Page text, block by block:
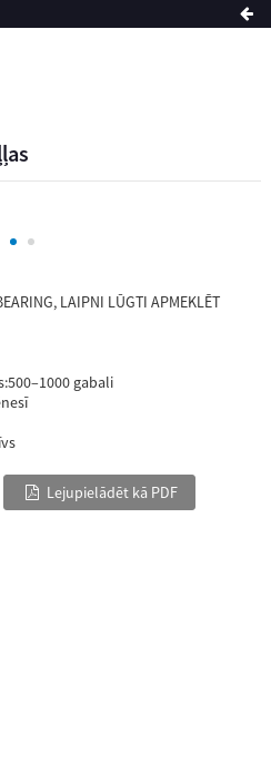
LAIPNI LŪGTI APMEKLĒT
500–1000 gabali
Lejupielādēt kā PDF